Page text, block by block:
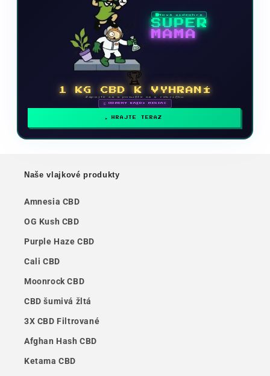
Nová videohra
SUPER
MAMA
🏆
1 KG CBD K VYHRANÍ
Zapojte sa a posuňte sa v rebríčku
🗓 ODMENY KAŽDÝ MESIAC
HRAJTE TERAZ
Naše vlajkové produkty
Amnesia CBD
OG Kush CBD
Purple Haze CBD
Cali CBD
Moonrock CBD
CBD šumivá žltá
3X CBD Filtrované
Afghan Hash CBD
Ketama CBD